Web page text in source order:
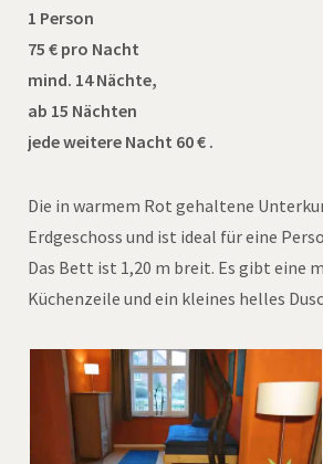
1 Person
75 € pro Nacht
mind. 14 Nächte,
ab 15 Nächten
jede weitere Nacht 60 € .
Die in warmem Rot gehaltene
Erdgeschoss und ist ideal für eine
Das Bett ist 1,20 m breit. Es gibt eine
Küchenzeile und ein kleines helles